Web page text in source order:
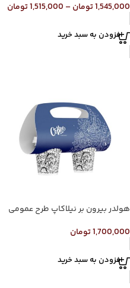
1,545,000تومان –
1,515,000تومان
افزودن به سبد خرید
هولدر بیرون بر نیلاکاپ طرح عمومی
1,700,000تومان
افزودن به سبد خرید